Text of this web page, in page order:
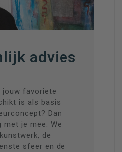
advies
jouw favoriete
is als basis
Dan
met je mee. We
de
sfeer en de